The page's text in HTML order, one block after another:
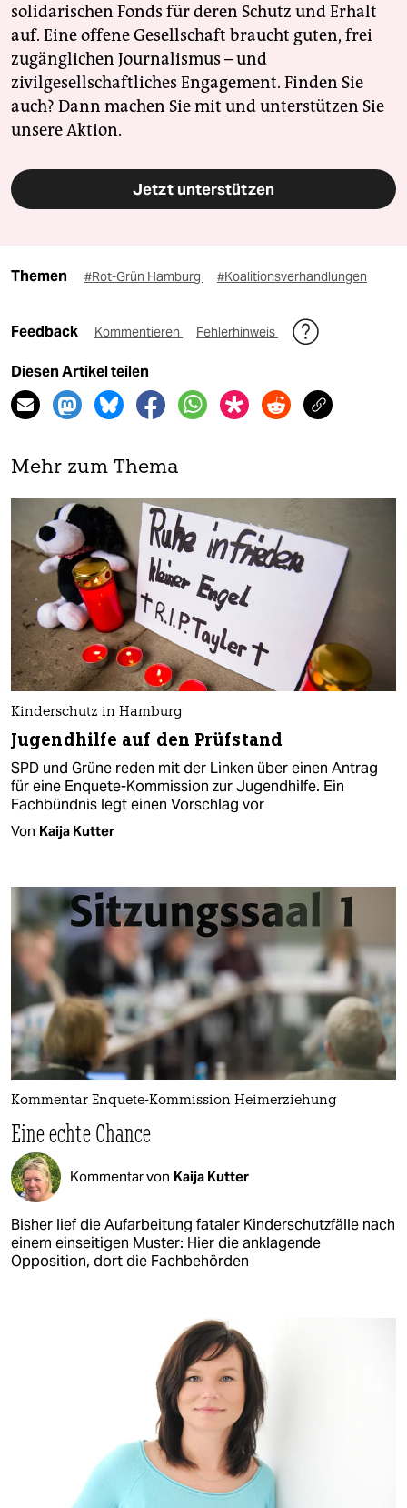
solidarischen Fonds für deren Schutz und Erhalt
auf. Eine offene Gesellschaft braucht guten, frei
zugänglichen Journalismus – und
zivilgesellschaftliches Engagement. Finden Sie
auch? Dann machen Sie mit und unterstützen Sie
unsere Aktion.
Jetzt unterstützen
Themen #Rot-Grün Hamburg #Koalitionsverhandlungen
Feedback Kommentieren Fehlerhinweis
Diesen Artikel teilen
Mehr zum Thema
Kinderschutz in Hamburg
Jugendhilfe auf den Prüfstand
SPD und Grüne reden mit der Linken über einen Antrag
für eine Enquete-Kommission zur Jugendhilfe. Ein
Fachbündnis legt einen Vorschlag vor
Von Kaija Kutter
Kommentar Enquete-Kommission Heimerziehung
Eine echte Chance
Kommentar von Kaija Kutter
Bisher lief die Aufarbeitung fataler Kinderschutzfälle nach
einem einseitigen Muster: Hier die anklagende
Opposition, dort die Fachbehörden